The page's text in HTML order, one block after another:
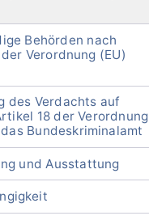
Behörden nach
Verordnung (EU)
des Verdachts auf
18 der Verordnung
Bundeskriminalamt
und Ausstattung